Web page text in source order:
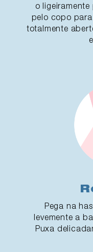
o
pelo copo
totalmente
Pega na
levemente a
Puxa